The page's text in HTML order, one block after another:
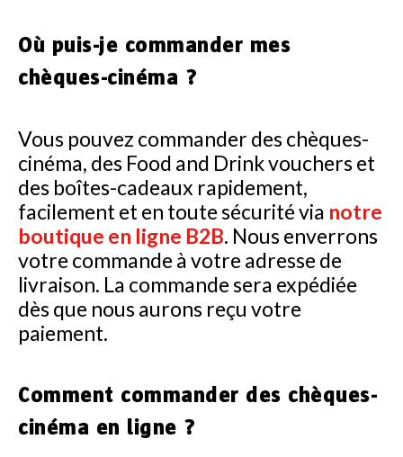
Où puis-je commander mes
chèques-cinéma ?
Vous pouvez commander des chèques-
cinéma, des Food and Drink vouchers et
des boîtes-cadeaux rapidement,
facilement et en toute sécurité via notre
boutique en ligne B2B. Nous enverrons
votre commande à votre adresse de
livraison. La commande sera expédiée
dès que nous aurons reçu votre
paiement.
Comment commander des chèques-
cinéma en ligne ?